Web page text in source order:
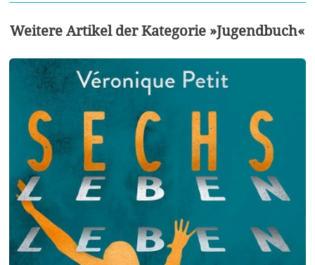
Weitere Artikel der Kategorie »Jugendbuch«